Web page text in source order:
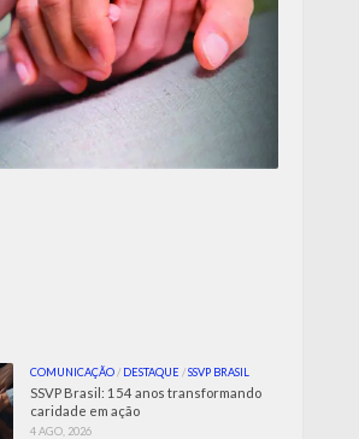
COMUNICAÇÃO / DESTAQUE /SSVP BRASIL
SSVP Brasil: 154 anos transformando
caridade em ação
4 AGO, 2026